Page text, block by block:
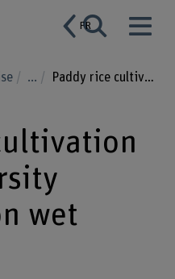
FR
... Paddy rice cultivation and biodiversity promotion on wet arable land
wet